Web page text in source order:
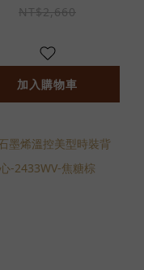
NT$2,660
加入購物車